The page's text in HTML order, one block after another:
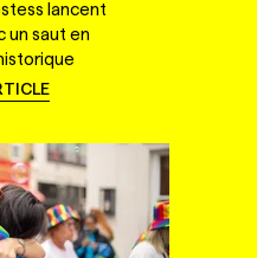
lancent
un saut en